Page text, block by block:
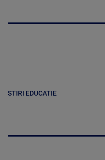
STIRI EDUCATIE